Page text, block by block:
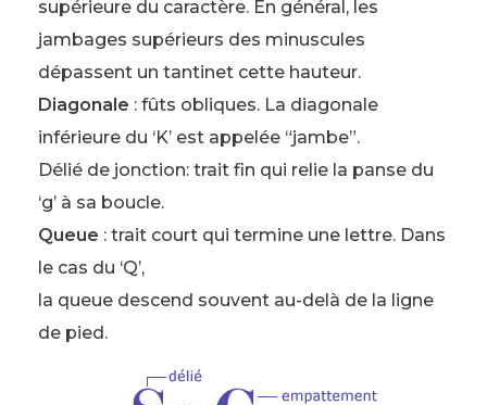
supérieure du caractère. En général, les
jambages supérieurs des minuscules
dépassent un tantinet cette hauteur.
Diagonale : fûts obliques. La diagonale
inférieure du ‘K’ est appelée “jambe”.
Délié de jonction: trait fin qui relie la panse du
‘g’ à sa boucle.
Queue : trait court qui termine une lettre. Dans
le cas du ‘Q’,
la queue descend souvent au-delà de la ligne
de pied.